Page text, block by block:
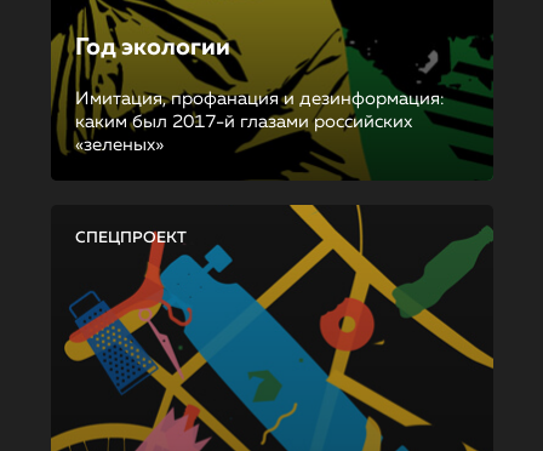
Год экологии
Имитация, профанация и дезинформация:
каким был 2017-й глазами российских
«зеленых»
СПЕЦПРОЕКТ